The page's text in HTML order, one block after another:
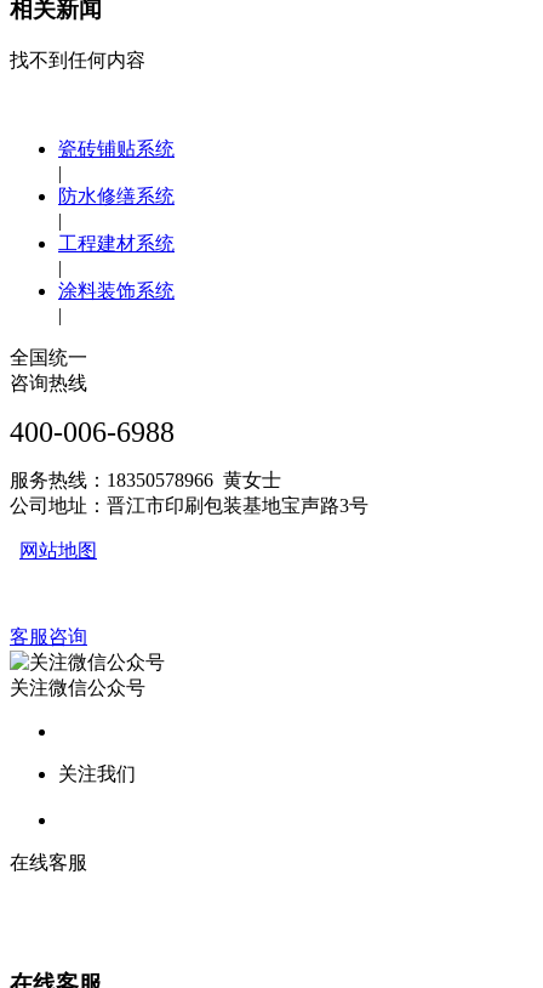
相关新闻
找不到任何内容
瓷砖铺贴系统
|
防水修缮系统
|
工程建材系统
|
涂料装饰系统
|
全国统一
咨询热线
400-006-6988
服务热线：18350578966 黄女士
公司地址：晋江市印刷包装基地宝声路3号
网站地图
客服咨询
关注微信公众号
关注我们
在线客服